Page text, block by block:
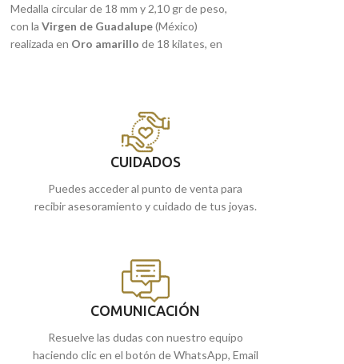
Medalla circular de 18 mm y 2,10 gr de peso,
con la Virgen de Guadalupe(México)
realizada en Oro amarillo de 18 kilates, en
en nuestras tiendas de
online y te la llevamos a casa.
CUIDADOS
Puedes acceder al punto de venta para
recibir asesoramiento y cuidado de tus joyas.
COMUNICACIÓN
Resuelve las dudas con nuestro equipo
haciendo clic en el botón de WhatsApp, Email